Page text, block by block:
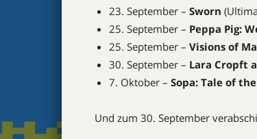
23. September – Sworn
25. September – Peppa Pig:
25. September – Visions of
30. September – Lara Cropft
7. Oktober – Sopa: Tale of
Und zum 30. September